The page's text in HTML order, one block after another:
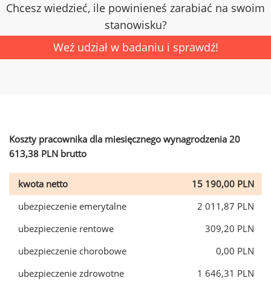
Chcesz wiedzieć, ile powinieneś zarabiać na swoim
stanowisku?
Weź udział w badaniu i sprawdź!
Koszty pracownika dla miesięcznego wynagrodzenia 20
613,38 PLN brutto
kwota netto
15 190,00 PLN
ubezpieczenie emerytalne
2 011,87 PLN
ubezpieczenie rentowe
309,20 PLN
ubezpieczenie chorobowe
0,00 PLN
ubezpieczenie zdrowotne
1 646,31 PLN